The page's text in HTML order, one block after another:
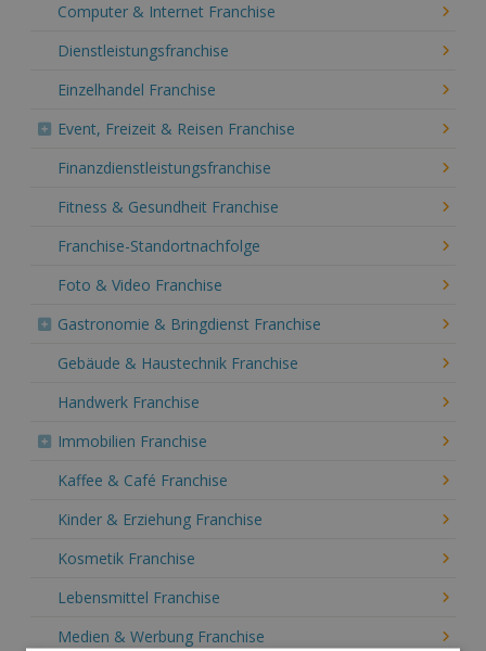
Computer & Internet Franchise
Dienstleistungsfranchise
Einzelhandel Franchise
Event, Freizeit & Reisen Franchise
Finanzdienstleistungsfranchise
Fitness & Gesundheit Franchise
Franchise-Standortnachfolge
Foto & Video Franchise
Gastronomie & Bringdienst Franchise
Gebäude & Haustechnik Franchise
Handwerk Franchise
Immobilien Franchise
Kaffee & Café Franchise
Kinder & Erziehung Franchise
Kosmetik Franchise
Lebensmittel Franchise
Medien & Werbung Franchise